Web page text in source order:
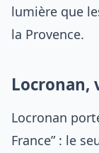
lumière que
la Provence.
Locronan,
Locronan
France” : le